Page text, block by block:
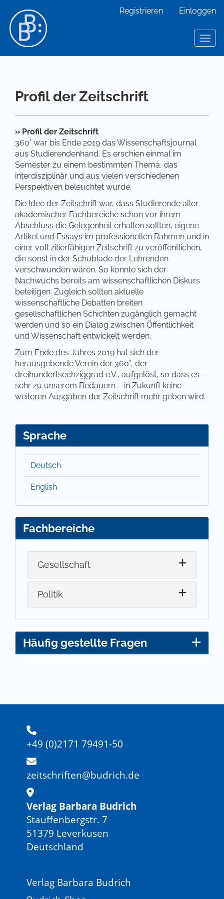
Hauptinhalt
Sidebar
Registrieren Einloggen
Profil der Zeitschrift
» Profil der Zeitschrift
360° war bis Ende 2019 das Wissenschaftsjournal
aus Studierendenhand. Es erschien einmal im
Semester zu einem bestimmten Thema, das
interdisziplinär und aus vielen verschiedenen
Perspektiven beleuchtet wurde.
Die Idee der Zeitschrift war, dass Studierende aller
akademischer Fachbereiche schon vor ihrem
Abschluss die Gelegen­heit erhalten sollten, eigene
Artikel und Essays im professionel­len Rahmen und in
einer voll zitierfähigen Zeitschrift zu veröffentlichen,
die sonst in der Schublade der Lehrenden
verschwunden wären. So konnte sich der
Nachwuchs bereits am wissen­schaftlichen Diskurs
beteiligen. Zugleich sollten aktuelle
wissenschaftliche Debatten breiten
gesellschaftlichen Schichten zugänglich gemacht
werden und so ein Dialog zwischen Öffentlich­keit
und Wissenschaft entwickelt werden.
Zum Ende des Jahres 2019 hat sich der
herausgebende Verein der 360°, der
dreihundertsechziggrad e.V., aufgelöst, so dass es –
sehr zu unserem Bedauern – in Zukunft keine
weiteren Ausgaben der Zeitschrift mehr geben wird.
Sprache
Deutsch
English
Fachbereiche
Gesellschaft
Politik
Häufig gestellte Fragen
+49 (0)2171 79491-50
zeitschriften@budrich.de
Verlag Barbara Budrich
Stauffenbergstr. 7
51379 Leverkusen
Deutschland
Verlag Barbara Budrich